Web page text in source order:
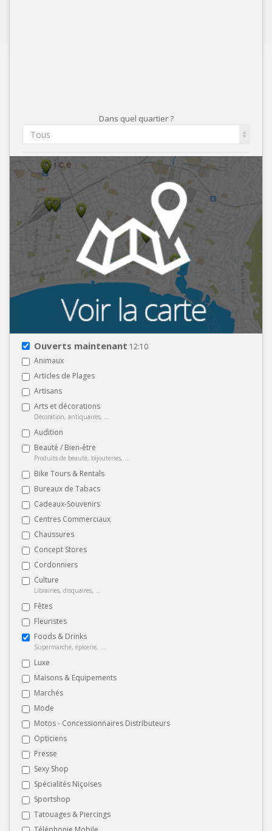
Dans quel quartier ?
Tous
Ouverts maintenant 12:10
Animaux
Articles de Plages
Artisans
Arts et décorations
Décoration, antiquaires, ...
Audition
Beauté / Bien-être
Produits de beauté, bijouteries, ...
Bike Tours & Rentals
Bureaux de Tabacs
Cadeaux-Souvenirs
Centres Commerciaux
Chaussures
Concept Stores
Cordonniers
Culture
Librairies, disquaires, ...
Fêtes
Fleuristes
Foods & Drinks
Supermarché, épicerie, ...
Luxe
Maisons & Equipements
Marchés
Mode
Motos - Concessionnaires Distributeurs
Opticiens
Presse
Sexy Shop
Spécialités Niçoises
Sportshop
Tatouages & Piercings